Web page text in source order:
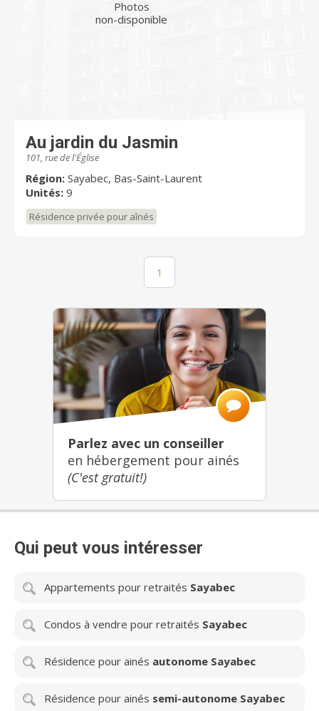
Photos
non-disponible
Au jardin du Jasmin
101, rue de l'Église
Région: Sayabec, Bas-Saint-Laurent
Unités: 9
Résidence privée pour aînés
1
Parlez avec un conseiller
en hébergement pour ainés
(C'est gratuit!)
Qui peut vous intéresser
Appartements pour retraités Sayabec
Condos à vendre pour retraités Sayabec
Résidence pour ainés autonome Sayabec
Résidence pour ainés semi-autonome Sayabec